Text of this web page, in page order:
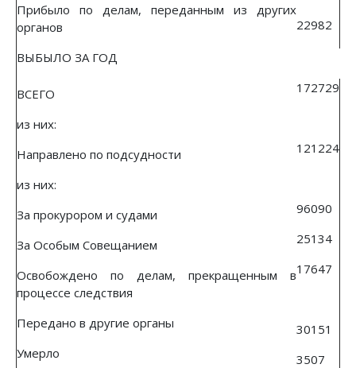
Прибыло по делам, переданным из других
органов
22982
ВЫБЫЛО ЗА ГОД
ВСЕГО
из них:
Направлено по подсудности
из них:
За прокурором и судами
За Особым Совещанием
Освобождено по делам, прекращенным в
процессе следствия
Передано в другие органы
Умерло
172729
121224
96090
25134
17647
30151
3507